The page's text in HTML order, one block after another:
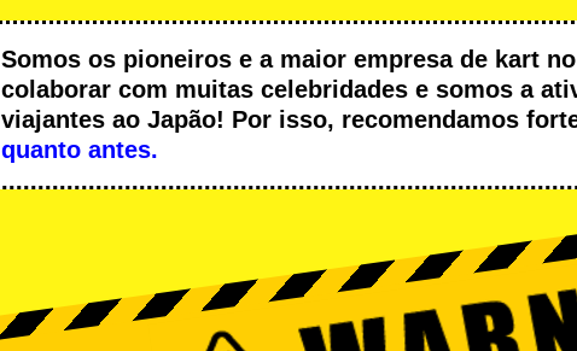
Somos os pioneiros e a maior empresa de kart
colaborar com muitas celebridades e somos a
viajantes ao Japão! Por isso, recomendamos
quanto antes.